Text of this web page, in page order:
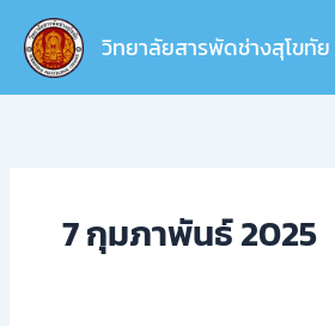
content
วิทยาลัยสารพัดช่างสุโขทัย
7 กุมภาพันธ์ 2025